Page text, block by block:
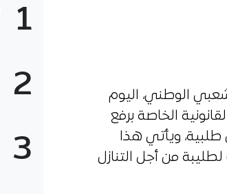
الوطني، اليوم
الخاصة برفع
طلبية، ويأتي هذا
48 ساعة التي منحت لطليبة من أجل التنازل
1
2
3